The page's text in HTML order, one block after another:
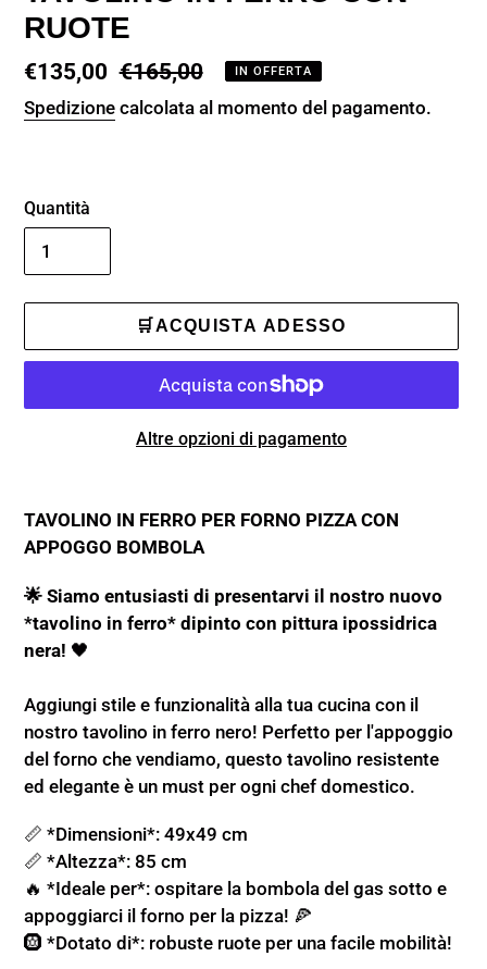
RUOTE
Prezzo
scontato
€135,00 Prezzo
di
€165,00 IN OFFERTA
Spedizione calcolata al momento del pagamento.
Quantità
🛒ACQUISTA ADESSO
Altre opzioni di pagamento
AL
CARRELLO
TAVOLINO IN FERRO PER FORNO PIZZA CON
APPOGGO BOMBOLA
🌟 Siamo entusiasti di presentarvi il nostro nuovo
*tavolino in ferro* dipinto con pittura ipossidrica
nera! 🖤
​​Aggiungi stile e funzionalità alla tua cucina con il
nostro tavolino in ferro nero! Perfetto per l'appoggio
del forno che vendiamo, questo tavolino resistente
ed elegante è un must per ogni chef domestico.
📏 *Dimensioni*: 49x49 cm
📏 *Altezza*: 85 cm
🔥 *Ideale per*: ospitare la bombola del gas sotto e
appoggiarci il forno per la pizza! 🍕
🛞 *Dotato di*: robuste ruote per una facile mobilità!